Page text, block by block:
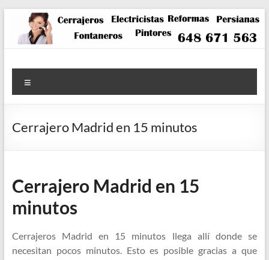
contenido
Cerrajero Madrid en 15 minutos
Cerrajero Madrid en 15
minutos
Cerrajeros Madrid en 15 minutos llega allí donde se
necesitan pocos minutos. Esto es posible gracias a que